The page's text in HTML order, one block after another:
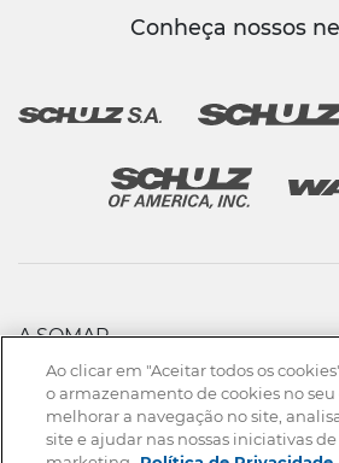
Conheça nossos
A SOMAR
PRODUTOS
ASSISTÊNCIA TÉCNICA &
DOWNLOADS
NOTÍCIAS
Ao clicar em "Aceitar todos os
o armazenamento de cookies no
melhorar a navegação no site,
site e ajudar nas nossas iniciativas de